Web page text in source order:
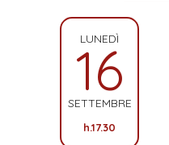
LUNEDÌ
16
SETTEMBRE
h.17.30